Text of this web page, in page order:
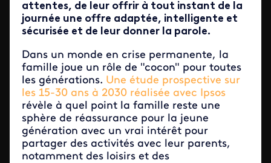
attentes, de leur offrir à tout instant de la
journée une offre adaptée, intelligente et
sécurisée et de leur donner la parole.
Dans un monde en crise permanente, la
famille joue un rôle de "cocon" pour toutes
les générations. Une étude prospective sur
les 15-30 ans à 2030 réalisée avec Ipsos
révèle à quel point la famille reste une
sphère de réassurance pour la jeune
génération avec un vrai intérêt pour
partager des activités avec leur parents,
notamment des loisirs et des